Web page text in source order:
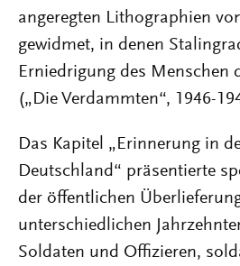
angeregten Lithographien
gewidmet, in denen
Erniedrigung des Menschen
(„Die Verdammten“, 1946-
Das Kapitel „Erinnerung in
Deutschland“ präsentierte
der öffentlichen
unterschiedlichen
Soldaten und Offizieren,